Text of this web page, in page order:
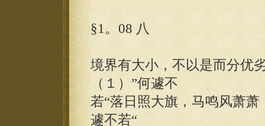
§1。08 八
境界有大小，不以是而分优
（１）”何遽不
若“落日照大旗，马鸣风萧萧
遽不若“